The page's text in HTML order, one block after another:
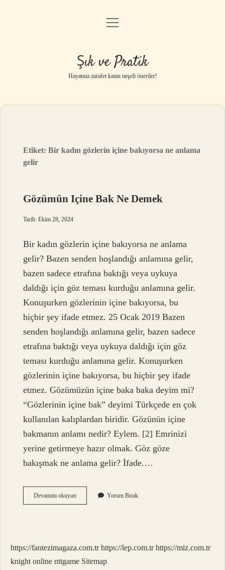
Anasayfa
Yasal Uyarı
menüyü
Şık ve Pratik
Hayatına zarafet katan neşeli öneriler!
Etiket:Bir kadın gözlerin içine bakıyorsa ne anlama
gelir
Gözümün Içine Bak Ne Demek
Tarih: Ekim 28, 2024
Bir kadın gözlerin içine bakıyorsa ne anlama
gelir? Bazen senden hoşlandığı anlamına gelir,
bazen sadece etrafına baktığı veya uykuya
daldığı için göz teması kurduğu anlamına gelir.
Konuşurken gözlerinin içine bakıyorsa, bu
hiçbir şey ifade etmez. 25 Ocak 2019 Bazen
senden hoşlandığı anlamına gelir, bazen sadece
etrafına baktığı veya uykuya daldığı için göz
teması kurduğu anlamına gelir. Konuşurken
gözlerinin içine bakıyorsa, bu hiçbir şey ifade
etmez. Gözümüzün içine baka baka deyim mi?
“Gözlerinin içine bak” deyimi Türkçede en çok
kullanılan kalıplardan biridir. Gözünün içine
bakmanın anlamı nedir? Eylem. [2] Emrinizi
yerine getirmeye hazır olmak. Göz göze
bakışmak ne anlama gelir? İfade.…
Devamını okuyunGözümün
Içine
Yorum Bırak
https://fantezimagaza.com.tr https://lep.com.tr https://miz.com.tr
knight online nttgame Sitemap